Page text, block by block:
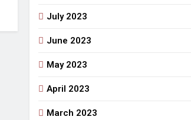
July 2023
June 2023
May 2023
April 2023
March 2023